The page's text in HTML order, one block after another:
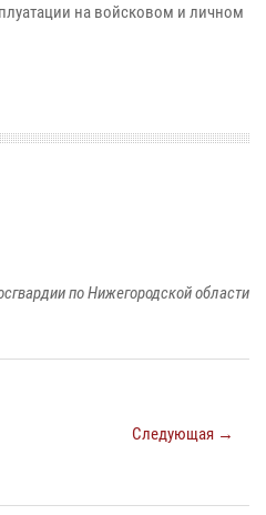
на войсковом и личном
по Нижегородской области
Следующая →